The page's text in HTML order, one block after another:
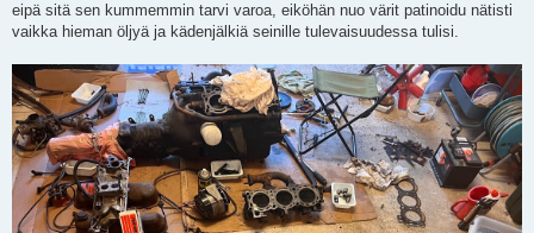
eipä sitä sen kummemmin tarvi varoa, eiköhän nuo värit patinoidu nätisti
vaikka hieman öljyä ja kädenjälkiä seinille tulevaisuudessa tulisi.